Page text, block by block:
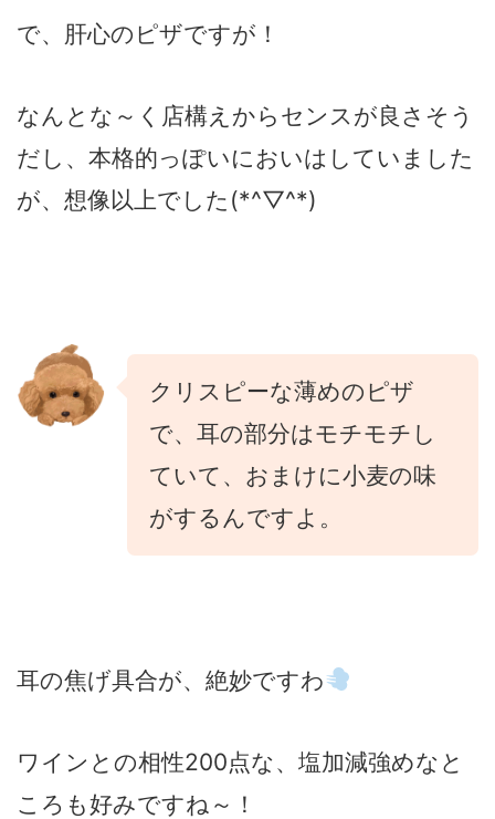
で、肝心のピザですが！
なんとな～く店構えからセンスが良さそう
だし、本格的っぽいにおいはしていました
が、想像以上でした(*^▽^*)
クリスピーな薄めのピザ
で、耳の部分はモチモチし
ていて、おまけに小麦の味
がするんですよ。
耳の焦げ具合が、絶妙ですわ
ワインとの相性200点な、塩加減強めなと
ころも好みですね～！